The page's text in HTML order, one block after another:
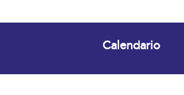
Calendario